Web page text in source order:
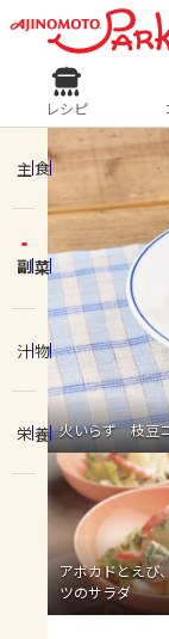
ログ
ホーム
コン
レシ
トー
よく
お買
レシ
人気の食材
きゅうり
ピーマン
レシピ
主食
副菜
汁物
栄養 火いらず 枝豆
アボカドとえび
ツのサラダ